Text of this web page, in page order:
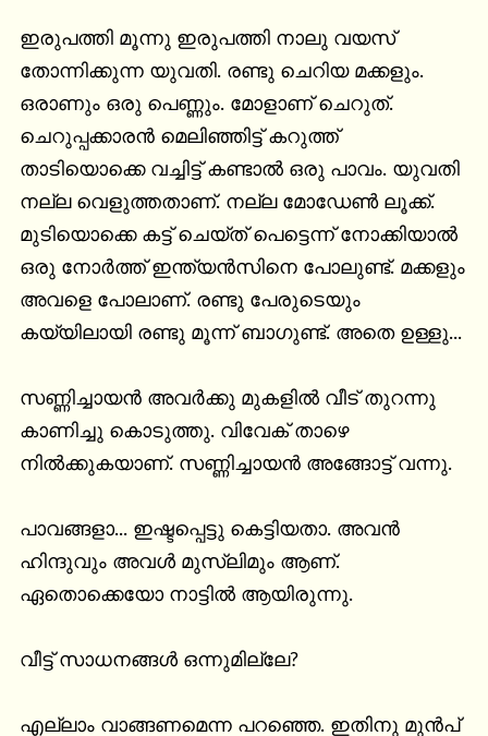
ഇരുപത്തി മൂന്നു ഇരുപത്തി നാലു വയസ്
തോന്നിക്കുന്ന യുവതി. രണ്ടു ചെറിയ മക്കളും.
ഒരാണും ഒരു പെണ്ണും. മോളാണ് ചെറുത്.
ചെറുപ്പക്കാരൻ മെലിഞ്ഞിട്ട് കറുത്ത്
താടിയൊക്കെ വച്ചിട്ട് കണ്ടാൽ ഒരു പാവം. യുവതി
നല്ല വെളുത്തതാണ്. നല്ല മോഡേൺ ലൂക്ക്.
മുടിയൊക്കെ കട്ട് ചെയ്ത് പെട്ടെന്ന് നോക്കിയാൽ
ഒരു നോർത്ത് ഇന്ത്യൻസിനെ പോലുണ്ട്. മക്കളും
അവളെ പോലാണ്. രണ്ടു പേരുടെയും
കയ്യിലായി രണ്ടു മൂന്ന് ബാഗുണ്ട്. അതെ ഉള്ളു...
സണ്ണിച്ചായൻ അവർക്കു മുകളിൽ വീട് തുറന്നു
കാണിച്ചു കൊടുത്തു. വിവേക് താഴെ
നിൽക്കുകയാണ്. സണ്ണിച്ചായൻ അങ്ങോട്ട് വന്നു.
പാവങ്ങളാ... ഇഷ്ടപ്പെട്ടു കെട്ടിയതാ. അവൻ
ഹിന്ദുവും അവൾ മുസ്ലിമും ആണ്.
ഏതൊക്കെയോ നാട്ടിൽ ആയിരുന്നു.
വീട്ട് സാധനങ്ങൾ ഒന്നുമില്ലേ?
എല്ലാം വാങ്ങണമെന്ന പറഞ്ഞെ. ഇതിനു മുൻപ്